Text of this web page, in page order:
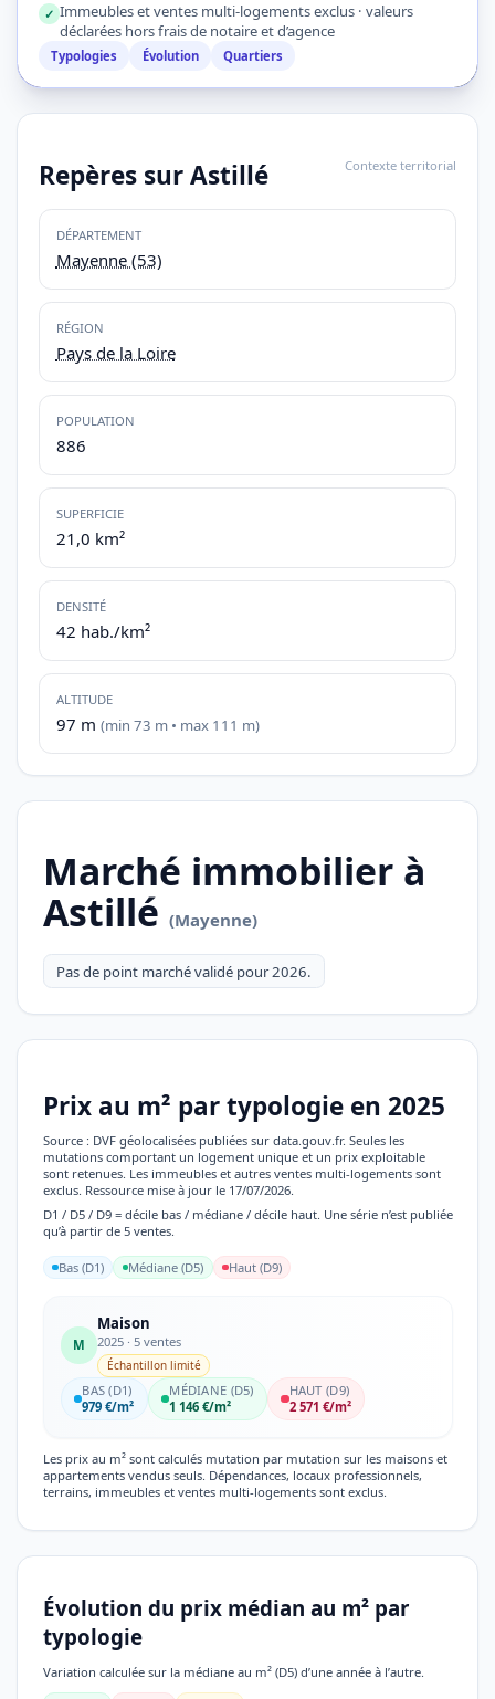
✓ Immeubles et ventes multi-logements exclus · valeurs
déclarées hors frais de notaire et d’agence
Typologies Évolution Quartiers
Repères sur Astillé Contexte territorial
DÉPARTEMENT
Mayenne (53)
RÉGION
Pays de la Loire
POPULATION
886
SUPERFICIE
21,0 km²
DENSITÉ
42 hab./km²
ALTITUDE
97 m (min 73 m • max 111 m)
Marché immobilier à
Astillé (Mayenne)
Pas de point marché validé pour 2026.
Prix au m² par typologie en 2025
Source : DVF géolocalisées publiées sur data.gouv.fr. Seules les
mutations comportant un logement unique et un prix exploitable
sont retenues. Les immeubles et autres ventes multi-logements sont
exclus. Ressource mise à jour le 17/07/2026.
D1 / D5 / D9 = décile bas / médiane / décile haut. Une série n’est publiée
qu’à partir de 5 ventes.
Bas (D1) Médiane (D5) Haut (D9)
M
Maison
2025 · 5 ventes
Échantillon limité
BAS (D1)
979 €/m²
MÉDIANE (D5)
1 146 €/m²
HAUT (D9)
2 571 €/m²
Les prix au m² sont calculés mutation par mutation sur les maisons et
appartements vendus seuls. Dépendances, locaux professionnels,
terrains, immeubles et ventes multi-logements sont exclus.
Évolution du prix médian au m² par
typologie
Variation calculée sur la médiane au m² (D5) d’une année à l’autre.